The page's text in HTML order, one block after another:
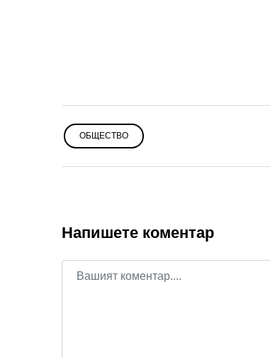
ОБЩЕСТВО
Напишете коментар